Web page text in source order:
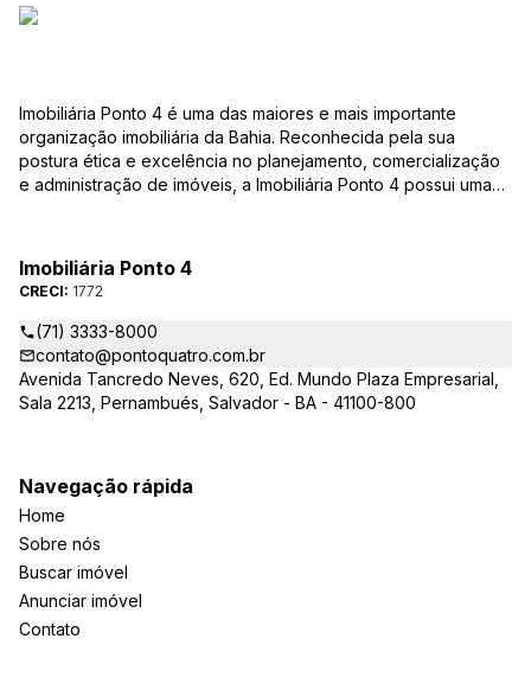
Imobiliária Ponto 4 é uma das maiores e mais importante
organização imobiliária da Bahia. Reconhecida pela sua
postura ética e excelência no planejamento, comercialização
e administração de imóveis, a Imobiliária Ponto 4 possui uma
que você procura, casas, apartamentos, terrenos, salas
comerciais e outros produtos imobiliários.
Imobiliária Ponto 4
CRECI: 1772
(71) 3333-8000
contato@pontoquatro.com.br
Avenida Tancredo Neves, 620, Ed. Mundo Plaza Empresarial,
Sala 2213, Pernambués, Salvador - BA - 41100-800
Navegação rápida
Home
Sobre nós
Buscar imóvel
Anunciar imóvel
Contato